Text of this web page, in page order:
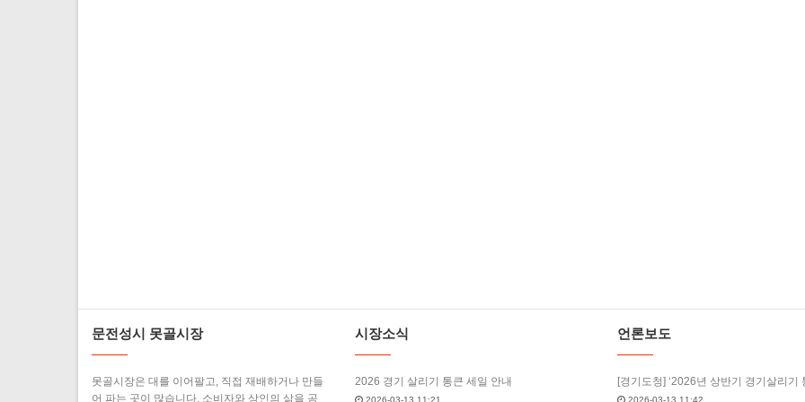
문전성시 못골시장
못골시장은 대를 이어팔고, 직접 재배하거나 만들
어 파는 곳이 많습니다. 소비자와 상인의 삶을 공
시장소식
2026 경기 살리기 통큰 세일 안내
2026-03-13 11:21
언론보도
2026-03-13 11:42